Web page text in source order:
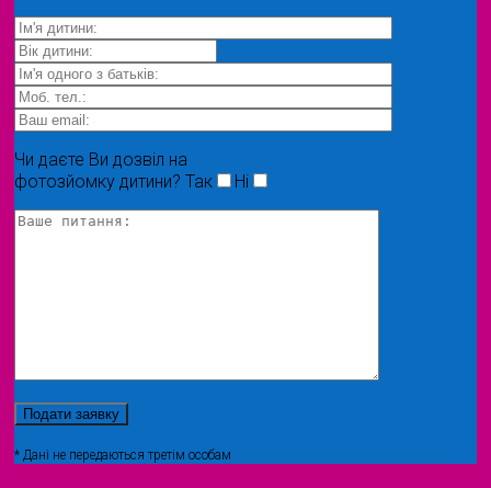
Чи даєте Ви дозвіл на
фотозйомку дитини? Так Ні
* Дані не передаються третім особам